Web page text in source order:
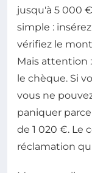
jusqu'à 5 000
simple :
vérifiez le
Mais attention
le chèque. Si
vous ne
paniquer
de 1 020 €. Le
réclamation